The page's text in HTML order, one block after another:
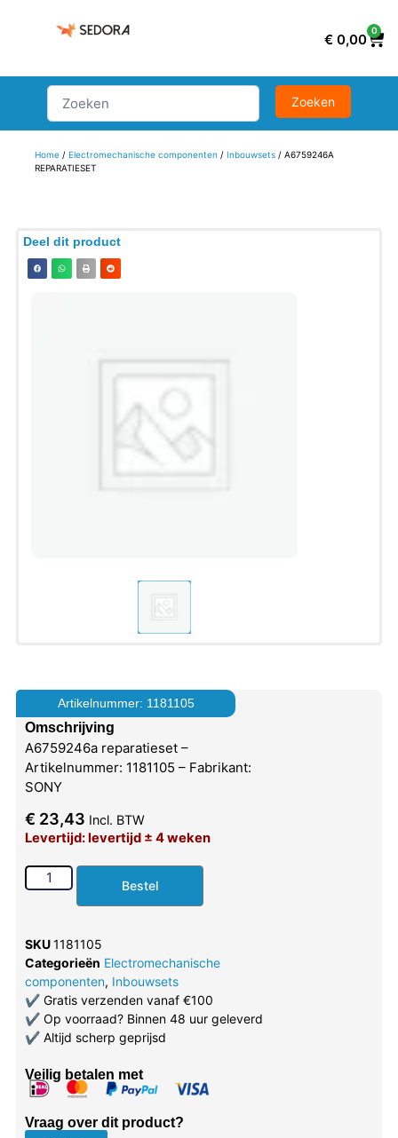
€ 0,00
0
Home/ Electromechanische componenten / Inbouwsets/ A6759246A
REPARATIESET
Deel dit product
Artikelnummer: 1181105
Omschrijving
A6759246a reparatieset –
Artikelnummer: 1181105 – Fabrikant:
SONY
€ 23,43 Incl. BTW
Levertijd: levertijd ± 4 weken
Bestel
SKU1181105
Categorieën Electromechanische
componenten, Inbouwsets
✔Gratis verzenden vanaf €100
✔Op voorraad? Binnen 48 uur geleverd
✔Altijd scherp geprijsd
Veilig betalen met
Vraag over dit product?